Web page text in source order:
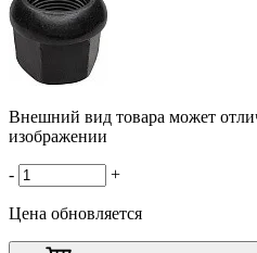
Внешний вид товара может
изображении
- +
Цена обновляется